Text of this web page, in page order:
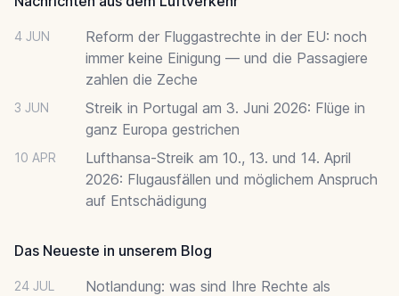
4 JUN
Reform der Fluggastrechte in der EU: noch
immer keine Einigung — und die Passagiere
zahlen die Zeche
3 JUN
Streik in Portugal am 3. Juni 2026: Flüge in
ganz Europa gestrichen
10 APR
Lufthansa-Streik am 10., 13. und 14. April
2026: Flugausfällen und möglichem Anspruch
auf Entschädigung
Das Neueste in unserem Blog
24 JUL
Notlandung: was sind Ihre Rechte als